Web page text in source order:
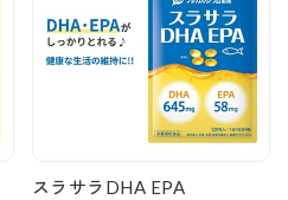
スラサラDHA EPA